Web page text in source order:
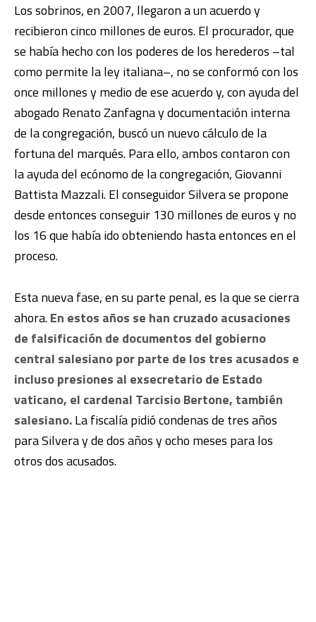
Los sobrinos, en 2007, llegaron a un acuerdo y
recibieron cinco millones de euros. El procurador, que
se había hecho con los poderes de los herederos –tal
como permite la ley italiana–, no se conformó con los
once millones y medio de ese acuerdo y, con ayuda del
abogado Renato Zanfagna y documentación interna
de la congregación, buscó un nuevo cálculo de la
fortuna del marqués. Para ello, ambos contaron con
la ayuda del ecónomo de la congregación, Giovanni
Battista Mazzali. El conseguidor Silvera se propone
desde entonces conseguir 130 millones de euros y no
los 16 que había ido obteniendo hasta entonces en el
proceso.
Esta nueva fase, en su parte penal, es la que se cierra
ahora.En estos años se han cruzado acusaciones
de falsificación de documentos del gobierno
central salesiano por parte de los tres acusados e
incluso presiones al exsecretario de Estado
vaticano, el cardenal Tarcisio Bertone, también
salesiano.La fiscalía pidió condenas de tres años
para Silvera y de dos años y ocho meses para los
otros dos acusados.